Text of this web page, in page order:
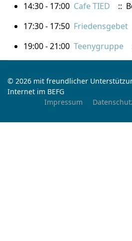
14:30 - 17:00 Cafe TIED
::
17:30 - 17:50 Friedensgebet
19:00 - 21:00 Teenygruppe
© 2026 mit freundlicher
Internet im BEFG
Impressum